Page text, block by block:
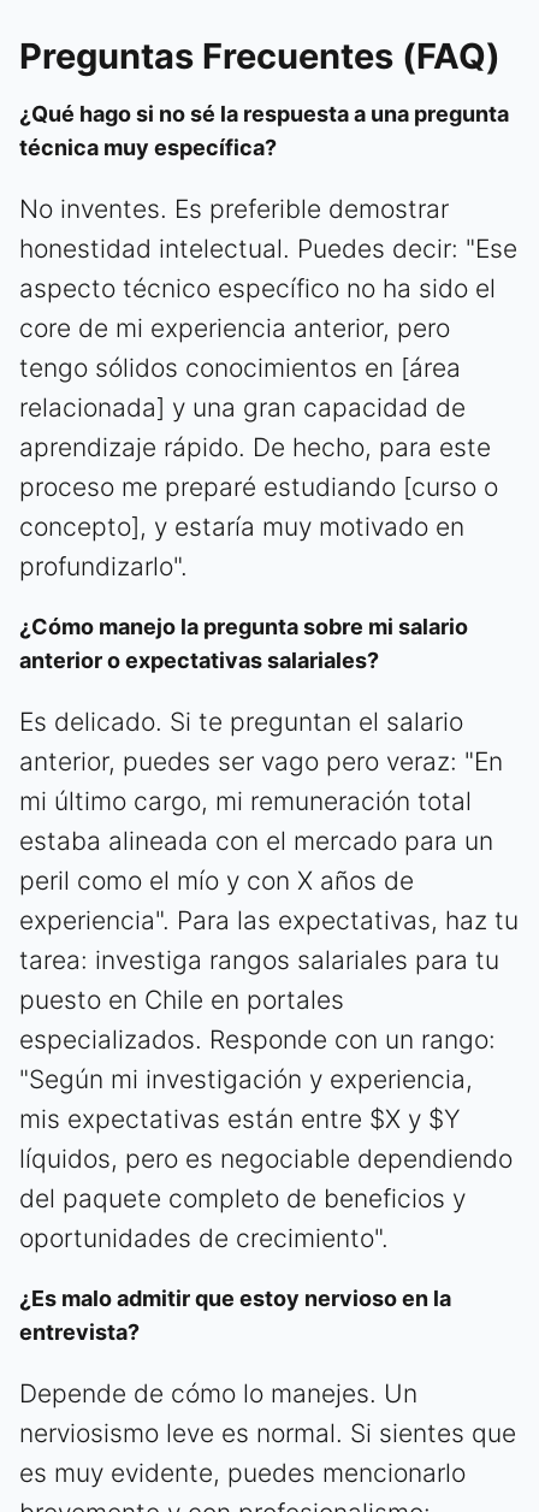
Preguntas Frecuentes (FAQ)
¿Qué hago si no sé la respuesta a una pregunta
técnica muy específica?
No inventes. Es preferible demostrar
honestidad intelectual. Puedes decir: "Ese
aspecto técnico específico no ha sido el
core de mi experiencia anterior, pero
tengo sólidos conocimientos en [área
relacionada] y una gran capacidad de
aprendizaje rápido. De hecho, para este
proceso me preparé estudiando [curso o
concepto], y estaría muy motivado en
profundizarlo".
¿Cómo manejo la pregunta sobre mi salario
anterior o expectativas salariales?
Es delicado. Si te preguntan el salario
anterior, puedes ser vago pero veraz: "En
mi último cargo, mi remuneración total
estaba alineada con el mercado para un
peril como el mío y con X años de
experiencia". Para las expectativas, haz tu
tarea: investiga rangos salariales para tu
puesto en Chile en portales
especializados. Responde con un rango:
"Según mi investigación y experiencia,
mis expectativas están entre $X y $Y
líquidos, pero es negociable dependiendo
del paquete completo de beneficios y
oportunidades de crecimiento".
¿Es malo admitir que estoy nervioso en la
entrevista?
Depende de cómo lo manejes. Un
nerviosismo leve es normal. Si sientes que
es muy evidente, puedes mencionarlo